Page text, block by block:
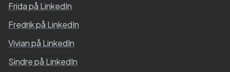
Fridapå LinkedIn
Fredrikpå LinkedIn
Vivianpå LinkedIn
Sindrepå LinkedIn